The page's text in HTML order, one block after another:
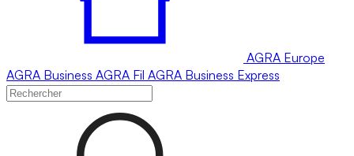
AGRA Europe
AGRA Business AGRA Fil AGRA Business Express